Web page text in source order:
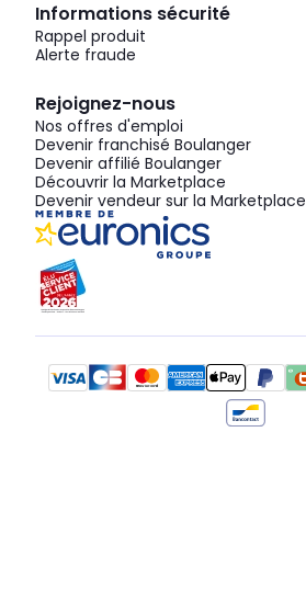
Informations sécurité
Rappel produit
Alerte fraude
Rejoignez-nous
Nos offres d'emploi
Devenir franchisé Boulanger
Devenir affilié Boulanger
Découvrir la Marketplace
Devenir vendeur sur la Marketplace